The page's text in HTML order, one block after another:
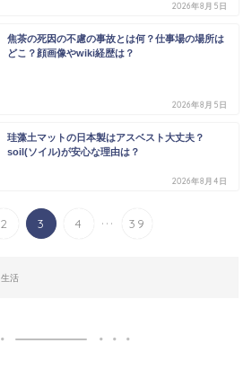
2026年8月5日
焦茶の死因の不慮の事故とは何？仕事場の場所は
どこ？顔画像やwiki経歴は？
2026年8月5日
珪藻土マットの日本製はアスベスト大丈夫？
soil(ソイル)が安心な理由は？
2026年8月4日
2 3 4 ... 39
生活